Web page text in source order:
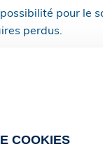
pour le
perdus.
: ainsi, le
membres
COOKIES